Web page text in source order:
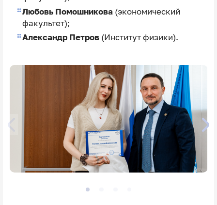
Любовь Помошникова(экономический
факультет);
Александр Петров(Институт физики).